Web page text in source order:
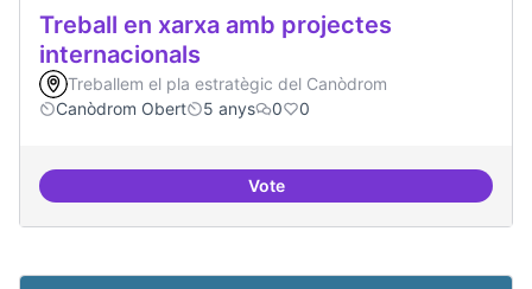
Treball en xarxa amb projectes
internacionals
Treballem el pla estratègic del Canòdrom
Canòdrom Obert
5 anys 0 0
VoteTreball en xarxa amb projectes